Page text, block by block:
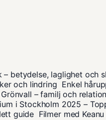
– betydelse, laglighet och
och lindring Enkel
– familj och
i Stockholm 2025 –
guide Filmer med